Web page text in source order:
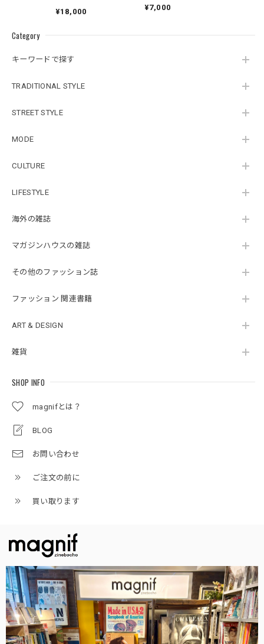
Category
キーワードで探す
TRADITIONAL STYLE
STREET STYLE
MODE
CULTURE
LIFESTYLE
海外の雑誌
マガジンハウスの雑誌
その他のファッション誌
ファッション 関連書籍
ART & DESIGN
雑貨
SHOP INFO
magnifとは？
BLOG
お問い合わせ
ご注文の前に
買い取ります
¥18,000
¥7,000